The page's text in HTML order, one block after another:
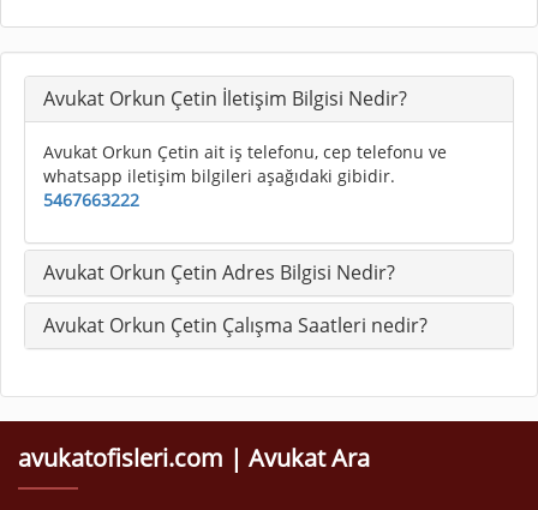
Avukat Orkun Çetin İletişim Bilgisi Nedir?
Avukat Orkun Çetin ait iş telefonu, cep telefonu ve
whatsapp iletişim bilgileri aşağıdaki gibidir.
5467663222
Avukat Orkun Çetin Adres Bilgisi Nedir?
Avukat Orkun Çetin Çalışma Saatleri nedir?
avukatofisleri.com | Avukat Ara